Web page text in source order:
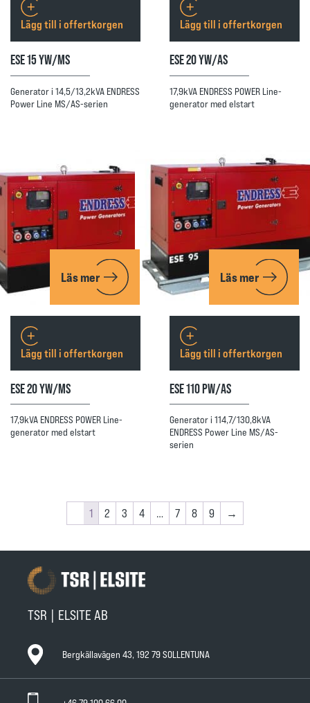
ESE 15 YW/MS
Generator i 14,5/13,2kVA ENDRESS
Power Line MS/AS-serien
Lägg till i offertkorgen
ESE 20 YW/AS
17,9kVA ENDRESS POWER Line-
generator med elstart
Lägg till i offertkorgen
Läs mer
ESE 20 YW/MS
17,9kVA ENDRESS POWER Line-
generator med elstart
Lägg till i offertkorgen
Läs mer
ESE 110 PW/AS
Generator i 114,7/130,8kVA
ENDRESS Power Line MS/AS-
serien
Lägg till i offertkorgen
1 2 3 4 … 7 8 9 →
TSR | ELSITE AB
Bergkällavägen 43, 192 79 SOLLENTUNA